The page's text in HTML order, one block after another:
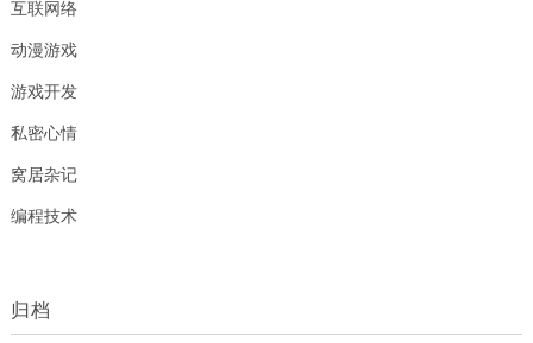
互联网络
动漫游戏
游戏开发
私密心情
窝居杂记
编程技术
归档